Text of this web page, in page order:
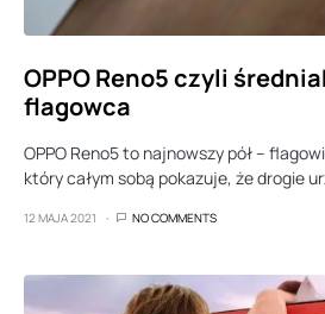
OPPO Reno5 czyli
flagowca
OPPO Reno5 to najnowszy pół –
który całym sobą pokazuje, że drogie
12 MAJA 2021 NO COMMENTS